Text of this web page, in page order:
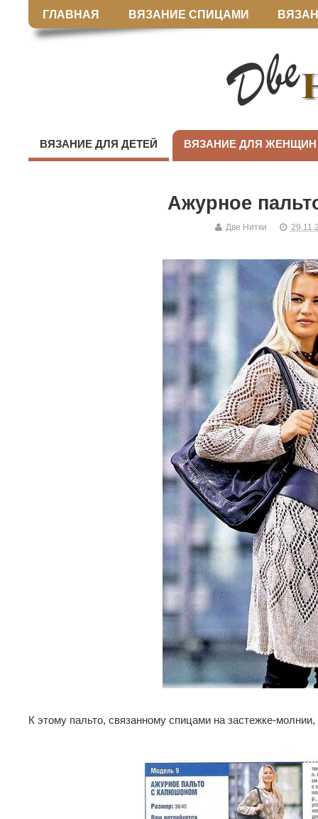
ГЛАВНАЯ ВЯЗАНИЕ СПИЦАМИ
ВЯЗАНИЕ ДЛЯ ДЕТЕЙ ВЯЗАНИЕ ДЛЯ ЖЕНЩИН
Ажурное
Две Нитки
К этому пальто, связанному спицами на застежке-